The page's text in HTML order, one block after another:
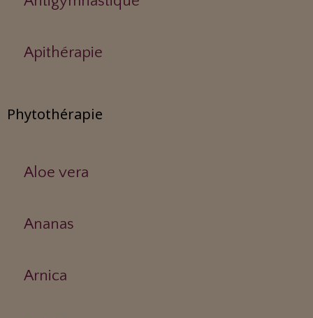
Apithérapie
Phytothérapie
Aloe vera
Ananas
Arnica